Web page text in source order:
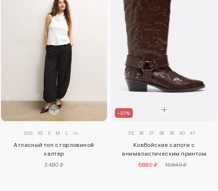
XXS XS S M L XL
Атласный топ с горловиной
халтер
3480 ₽
–37%
35 36 37 38 39 40 41
Ковбойские сапоги с
анималистическим принтом
6880 ₽
10840 ₽